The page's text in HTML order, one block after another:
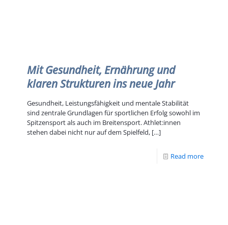
Mit Gesundheit, Ernährung und
klaren Strukturen ins neue Jahr
Gesundheit, Leistungsfähigkeit und mentale Stabilität
sind zentrale Grundlagen für sportlichen Erfolg sowohl im
Spitzensport als auch im Breitensport. Athlet:innen
stehen dabei nicht nur auf dem Spielfeld, […]
Read more